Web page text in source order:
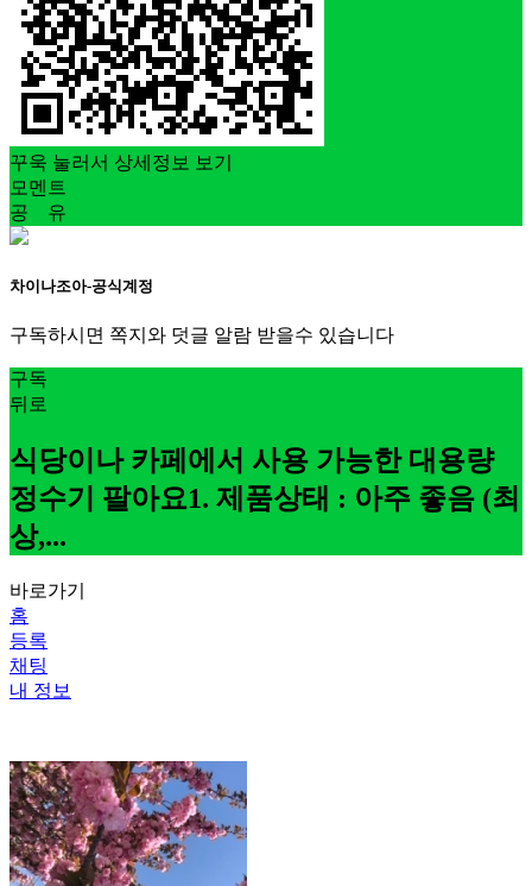
꾸욱 눌러서 상세정보 보기
모멘트
공 유
차이나조아-공식계정
구독하시면 쪽지와 덧글 알람 받을수 있습니다
구독
뒤로
식당이나 카페에서 사용 가능한 대용량
정수기 팔아요1. 제품상태 : 아주 좋음 (최
상,...
바로가기
홈
등록
채팅
내 정보